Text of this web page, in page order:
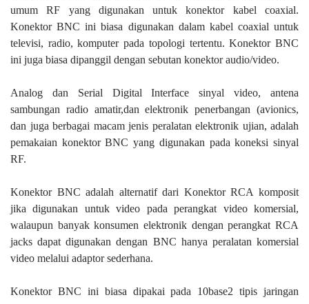
umum RF yang digunakan untuk konektor kabel coaxial.
Konektor BNC ini biasa digunakan dalam kabel coaxial untuk
televisi, radio, komputer pada topologi tertentu. Konektor BNC
ini juga biasa dipanggil dengan sebutan konektor audio/video.
Analog dan Serial Digital Interface sinyal video, antena
sambungan radio amatir,dan elektronik penerbangan (avionics,
dan juga berbagai macam jenis peralatan elektronik ujian, adalah
pemakaian konektor BNC yang digunakan pada koneksi sinyal
RF.
Konektor BNC adalah alternatif dari Konektor RCA komposit
jika digunakan untuk video pada perangkat video komersial,
walaupun banyak konsumen elektronik dengan perangkat RCA
jacks dapat digunakan dengan BNC hanya peralatan komersial
video melalui adaptor sederhana.
Konektor BNC ini biasa dipakai pada 10base2 tipis jaringan